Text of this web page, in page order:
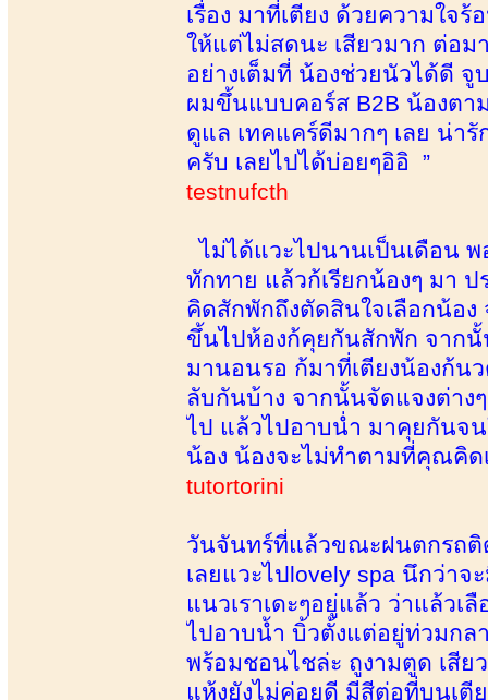
เรื่อง มาที่เตียง ด้วยความใจ
ให้แต่ไม่สดนะ เสียวมาก ต่อ
อย่างเต็มที่ น้องช่วยนัวได้ดี จู
ผมขึ้นแบบคอร์ส B2B น้องต
ดูแล เทคแคร์ดีมากๆ เลย น่
ครับ เลยไปได้บ่อยๆอิอิ ”
testnufcth
ไม่ได้แวะไปนานเป็นเดือน
ทักทาย แล้วก้เรียกน้องๆ มา
คิดสักพักถึงตัดสินใจเลือกน้อ
ขึ้นไปห้องก้คุยกันสักพัก จาก
มานอนรอ ก้มาที่เตียงน้องก้
ลับกันบ้าง จากนั้นจัดแจงต่าง
ไป แล้วไปอาบน่ำ มาคุยกันจ
น้อง น้องจะไม่ทำตามที่คุณคิด
tutortorini
วันจันทร์ที่แล้วขณะฝนตกรถติ
เลยแวะไปlovely spa นึกว่าจ
แนวเราเดะๆอยู่แล้ว ว่าแล้ว
ไปอาบน้ำ บิ้วตั้งแต่อยู่ท่วมกล
พร้อมชอนไชล่ะ ถูงามตูด เสี
แห้งยังไม่ค่อยดี มีสีต่อที่บนเตี